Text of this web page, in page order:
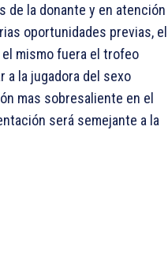
de la donante y en atención
oportunidades previas, el
mismo fuera el trofeo
a la jugadora del sexo
mas sobresaliente en el
será semejante a la